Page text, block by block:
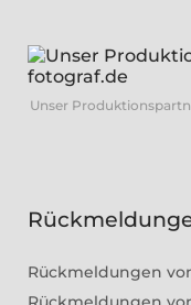
Unser
Rückmeldungen